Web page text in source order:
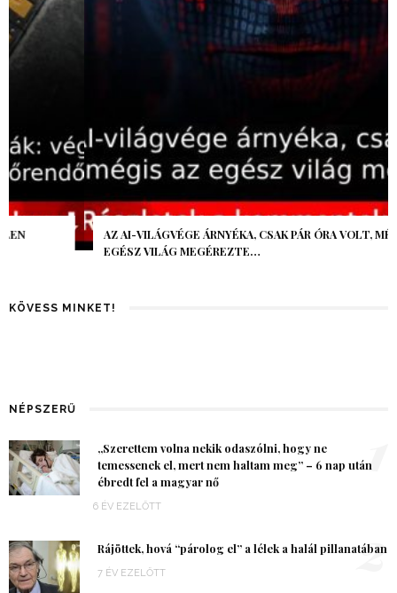
AZ AI-VILÁGVÉGE ÁRNYÉKA, CSAK PÁR ÓRA VOLT, MÉGIS AZ
EGÉSZ VILÁG MEGÉREZTE…
KÖVESS MINKET!
NÉPSZERŰ
„Szerettem volna nekik odaszólni, hogy ne
temessenek el, mert nem haltam meg” – 6 nap után
ébredt fel a magyar nő
6 ÉV EZELŐTT
1
Rájöttek, hová “párolog el” a lélek a halál pillanatában
7 ÉV EZELŐTT 2